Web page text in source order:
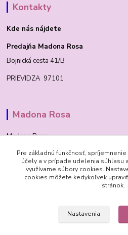
Kontakty
Kde nás nájdete
Predajňa Madona Rosa
Bojnická cesta 41/B
PRIEVIDZA 97101
Madona Rosa
Madona Rosa
Richard
+421 905 276 211
Pre základnú funkčnosť,
účely a v prípade udelenia súhlasu
využívame súbory cookies.
cookies môžete kedykoľvek
stránok.
Nastavenia